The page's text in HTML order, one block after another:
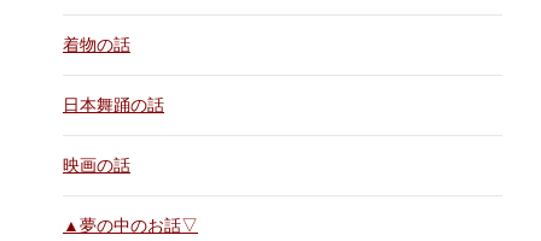
着物の話
日本舞踊の話
映画の話
▲夢の中のお話▽